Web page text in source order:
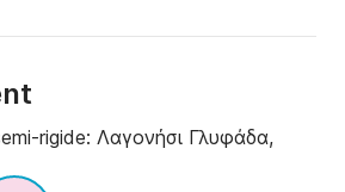
rigide: Λαγονήσι Γλυφάδα,